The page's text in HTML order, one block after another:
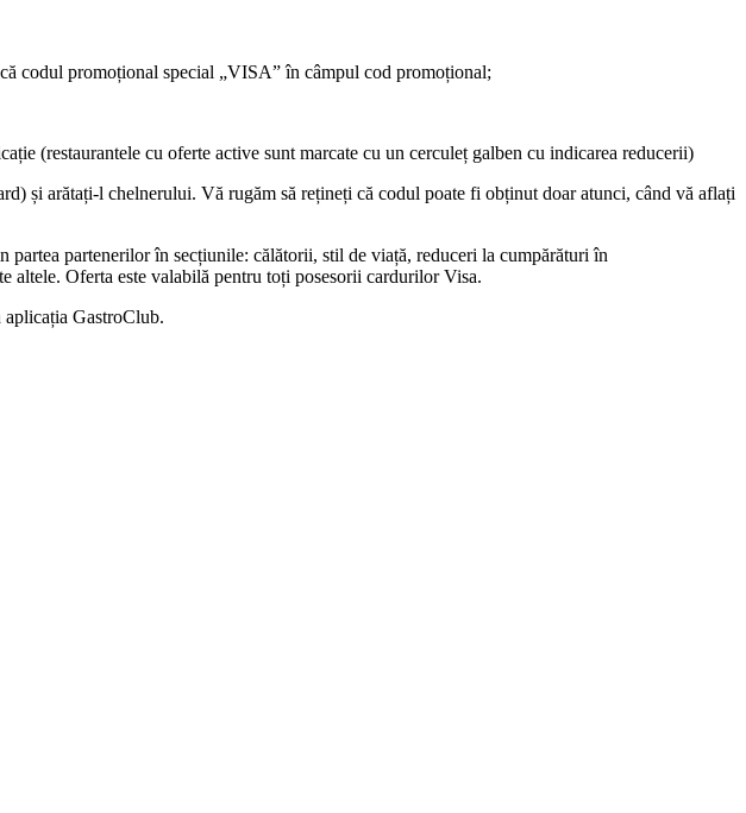
codul promoțional special „VISA” în câmpul cod promoțional;
(restaurantele cu oferte active sunt marcate cu un cerculeț galben cu indicarea reducerii)
și arătați-l chelnerului. Vă rugăm să rețineți că codul poate fi obținut doar atunci, când vă aflați
partenerilor în secțiunile: călătorii, stil de viață, reduceri la cumpărături în
altele. Oferta este valabilă pentru toți posesorii cardurilor Visa.
GastroClub.